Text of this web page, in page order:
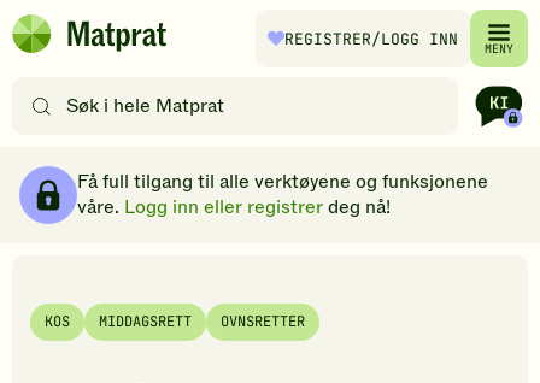
Hopp til hovedinnhold
Matprat
REGISTRER/LOGG INN MENY
etter
filtre
Få full tilgang til alle verktøyene og funksjonene
våre. Logg inn eller registrerdeg nå!
KOS MIDDAGSRETT OVNSRETTER